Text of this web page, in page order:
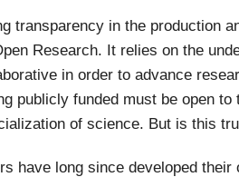
transparency in the production
Research. It relies on the
in order to advance
publicly funded must be open
of science. But is this
have long since developed